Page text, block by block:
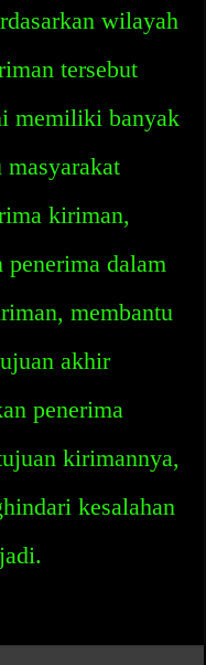
wilayah
tersebut
memiliki banyak
masyarakat
kiriman,
penerima dalam
membantu
akhir
penerima
kirimannya,
kesalahan